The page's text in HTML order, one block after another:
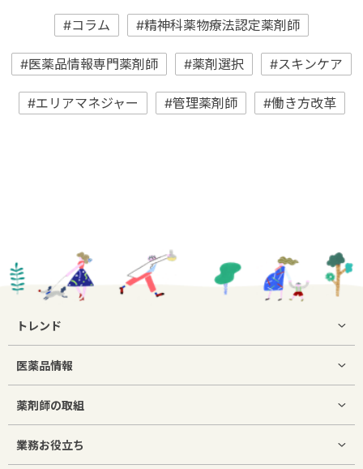
#コラム #精神科薬物療法認定薬剤師
#医薬品情報専門薬剤師 #薬剤選択 #スキンケア
#エリアマネジャー #管理薬剤師 #働き方改革
トレンド
医薬品情報
薬剤師の取組
業務お役立ち